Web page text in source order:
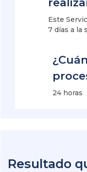
Este
7 días a la
24 horas
Resultado